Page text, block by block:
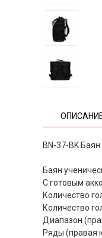
BN-37-BK
Баян
С готовым
Количество
Количество
Диапазон
Ряды (правая